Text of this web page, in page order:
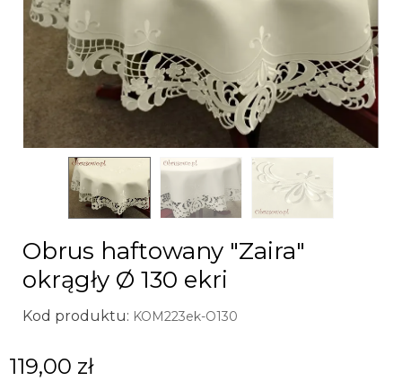
Obrus haftowany "Zaira"
okrągły Ø 130 ekri
Kod produktu: KOM223ek-O130
119,00 zł